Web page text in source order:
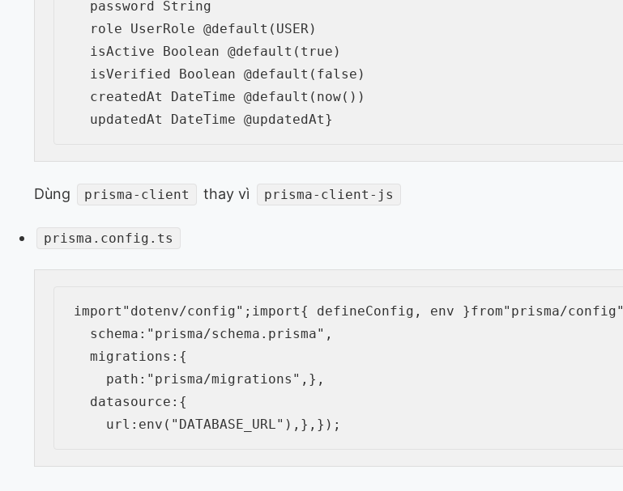
  password String
  role UserRole @
default ( USER)
  isActive Boolean @
default ( true )
  isVerified Boolean @
default ( false )
  createdAt DateTime @
default ( now( ) )
  updatedAt DateTime
@updatedAt}
Dùng prisma-client thay vì prisma-client-js
prisma.config.ts
import "dotenv/config" ; import{ defineConfig , env }from"prisma/config"
  schema
: "prisma/schema.prisma" ,
  migrations
: {
    path
: "prisma/migrations" , } ,
  datasource
: {
    url
: env ( "DATABASE_URL" ) , } , } ) ;